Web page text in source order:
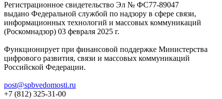
Регистрационное свидетельство Эл № ФС77-89047
выдано Федеральной службой по надзору в сфере связи,
информационных технологий и массовых коммуникаций
(Роскомнадзор) 03 февраля 2025 г.
Функционирует при финансовой поддержке Министерства
цифрового развития, связи и массовых коммуникаций
Российской Федерации.
post@spbvedomosti.ru
+7 (812) 325-31-00